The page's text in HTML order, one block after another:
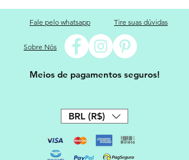
Fale pelo whatsapp Tire suas dúvidas
Sobre Nós
Meios de pagamentos seguros!
BRL (R$)